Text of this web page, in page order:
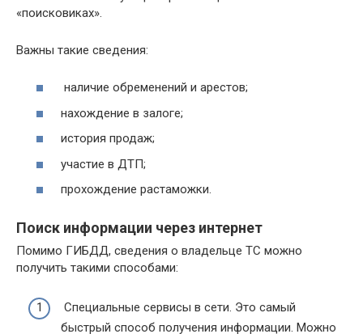
«поисковиках».
Важны такие сведения:
наличие обременений и арестов;
нахождение в залоге;
история продаж;
участие в ДТП;
прохождение растаможки.
Поиск информации через интернет
Помимо ГИБДД, сведения о владельце ТС можно
получить такими способами:
Специальные сервисы в сети. Это самый
быстрый способ получения информации. Можно